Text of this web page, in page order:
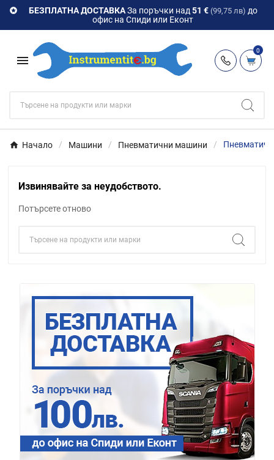
 БЕЗПЛАТНА ДОСТАВКАЗа поръчки над 51 € (99,75 лв) до
офис на Спиди или Еконт

0
Начало Машини Пневматични машини
Извинявайте за неудобството.
Потърсете отново